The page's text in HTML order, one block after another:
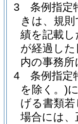
3
条例指定
きは、規
績を記載
が経過し
内の事務
4
条例指定
を除く。)
げる書類
場合には